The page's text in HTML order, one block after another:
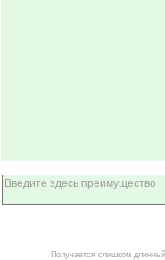
Получается слишком